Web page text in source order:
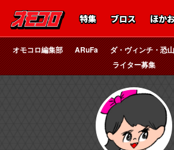
特集 ブロス ほか
オモコロ編集部 ARuFa ダ・ヴィンチ・恐山
ライター募集